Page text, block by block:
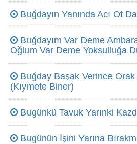
Buğdayın Yanında Acı Ot
Buğdayım Var Deme
Oğlum Var Deme Yoksulluğa
Buğday Başak Verince Orak
(Kıymete Biner)
Bugünkü Tavuk Yarınki
Bugünün İşini Yarına